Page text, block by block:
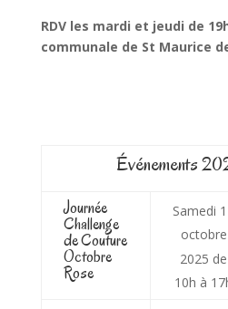
RDV les mardi et jeudi de
communale de St Maurice
Événements
Journée
Challenge
de Couture
Octobre
Rose
Samedi
octobre
2025 de
10h à